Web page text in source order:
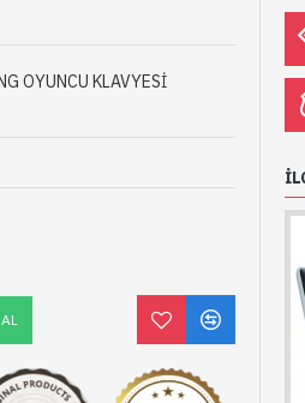
OYUNCU KLAVYESİ